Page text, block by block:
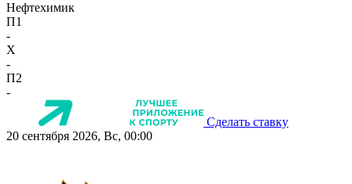
Нефтехимик
П1
-
X
-
П2
-
Сделать ставку
20 сентября 2026, Вс, 00:00